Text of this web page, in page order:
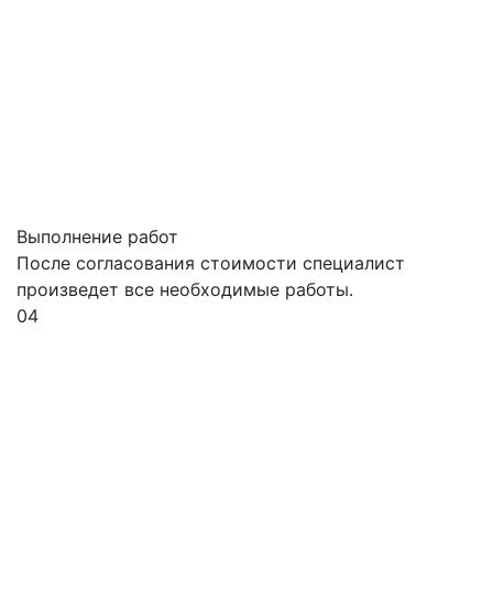
Выполнение работ
После согласования стоимости специалист
произведет все необходимые работы.
04